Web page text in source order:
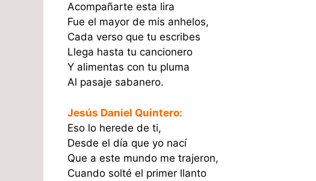
Acompañarte esta lira
Fue el mayor de mis anhelos,
Cada verso que tu escribes
Llega hasta tu cancionero
Y alimentas con tu pluma
Al pasaje sabanero.
Jesús Daniel Quintero:
Eso lo herede de ti,
Desde el día que yo nací
Que a este mundo me trajeron,
Cuando solté el primer llanto